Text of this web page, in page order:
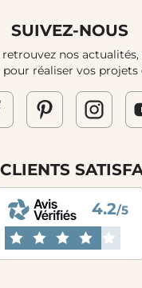
SUIVEZ-NOUS
retrouvez nos
pour réaliser vos
4.2/5